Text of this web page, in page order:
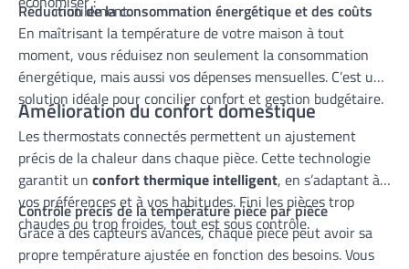
inutilement.
Réduction de la consommation énergétique et des coûts
En maîtrisant la température de votre maison à tout
moment, vous réduisez non seulement la consommation
énergétique, mais aussi vos dépenses mensuelles. C’est une
solution idéale pour concilier confort et gestion budgétaire.
Amélioration du confort domestique
Les thermostats connectés permettent un ajustement
précis de la chaleur dans chaque pièce. Cette technologie
garantit un confort thermique intelligent, en s’adaptant à
vos préférences et à vos habitudes. Fini les pièces trop
chaudes ou trop froides, tout est sous contrôle.
Contrôle précis de la température pièce par pièce
Grâce à des capteurs avancés, chaque pièce peut avoir sa
propre température ajustée en fonction des besoins. Vous